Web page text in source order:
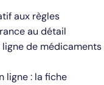
aux règles
au détail
de médicaments
ligne : la fiche